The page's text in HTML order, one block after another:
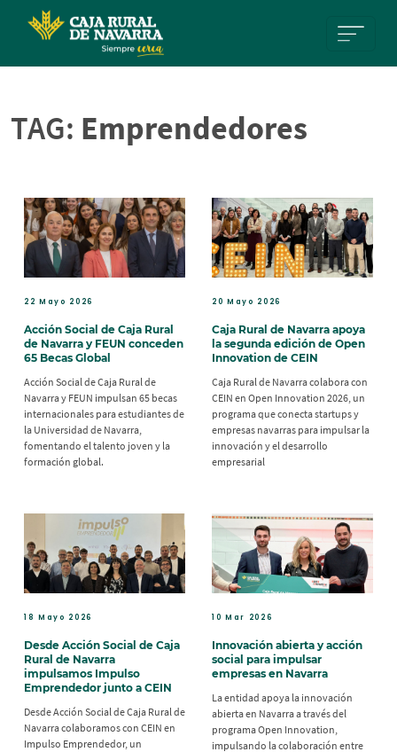
TAG: Emprendedores
22 Mayo 2026
Acción Social de Caja Rural
de Navarra y FEUN conceden
65 Becas Global
Acción Social de Caja Rural de
Navarra y FEUN impulsan 65 becas
internacionales para estudiantes de
la Universidad de Navarra,
fomentando el talento joven y la
formación global.
20 Mayo 2026
Caja Rural de Navarra apoya
la segunda edición de Open
Innovation de CEIN
Caja Rural de Navarra colabora con
CEIN en Open Innovation 2026, un
programa que conecta startups y
empresas navarras para impulsar la
innovación y el desarrollo
empresarial
18 Mayo 2026
Desde Acción Social de Caja
Rural de Navarra
impulsamos Impulso
Emprendedor junto a CEIN
Desde Acción Social de Caja Rural de
Navarra colaboramos con CEIN en
Impulso Emprendedor, un
10 Mar 2026
Innovación abierta y acción
social para impulsar
empresas en Navarra
La entidad apoya la innovación
abierta en Navarra a través del
programa Open Innovation,
impulsando la colaboración entre